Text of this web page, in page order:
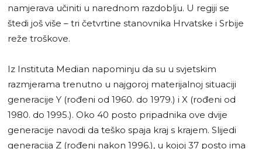
namjerava učiniti u narednom razdoblju. U regiji se
štedi još više – tri četvrtine stanovnika Hrvatske i Srbije
reže troškove.
Iz Instituta Median napominju da su u svjetskim
razmjerama trenutno u najgoroj materijalnoj situaciji
generacije Y (rođeni od 1960. do 1979.) i X (rođeni od
1980. do 1995.). Oko 40 posto pripadnika ove dvije
generacije navodi da teško spaja kraj s krajem. Slijedi
generacija Z (rođeni nakon 1996.), u kojoj 37 posto ima